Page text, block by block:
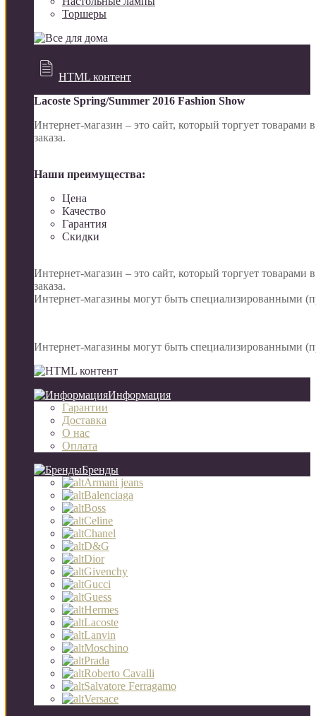
Торшеры
HTML контент
Lacoste Spring/Summer 2016 Fashion Show
Интернет-магазин – это сайт, который торгует
заказа.
Наши преимущества:
Цена
Качество
Гарантия
Скидки
Интернет-магазин – это сайт, который торгует
заказа.
Интернет-магазины могут быть специализированными
Интернет-магазины могут быть специализированными
Информация
Гарантии
Доставка
О нас
Оплата
Бренды
Armani jeans
Balenciaga
Boss
Celine
Chanel
D&G
Dior
Givenchy
Gucci
Guess
Hermes
Lacoste
Lanvin
Moschino
Prada
Roberto Cavalli
Salvatore Ferragamo
Versace